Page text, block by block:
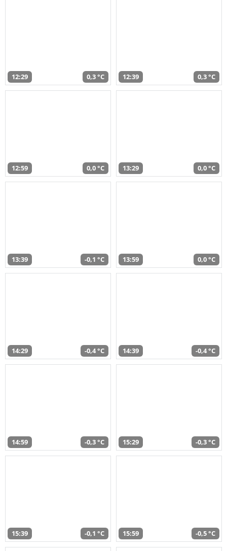
12:29 0,3 °C 12:39 0,3 °C
12:59 0,0 °C 13:29 0,0 °C
13:39 -0,1 °C 13:59 0,0 °C
14:29 -0,4 °C 14:39 -0,4 °C
14:59 -0,3 °C 15:29 -0,3 °C
15:39 -0,1 °C 15:59 -0,5 °C